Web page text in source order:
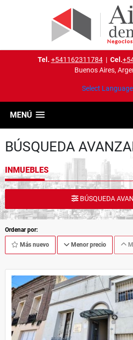
Tel. +541162311784| Cel.
Buenos Aires,
Select Language
MENÚ
BÚSQUEDA
INMUEBLES
BÚSQUEDA
Ordenar por:
Más nuevo Menor precio